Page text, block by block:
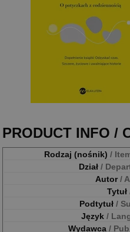
PRODUCT INFO /
Rodzaj (nośnik) /
Dział /
Autor/
Tytuł
Podtytuł /
Język /
Wydawca /